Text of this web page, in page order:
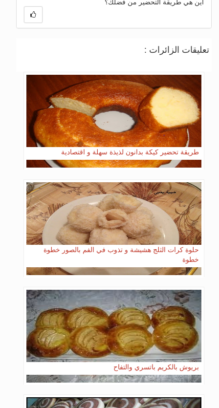
أين هي طريقة التحضير من فضلك؟
تعليقات الزائرات :
طريقة تحضير كيكة بدانون لذيذة سهلة و اقتصادية
حلوة كرات الثلج هشيشة و تذوب في الفم بالصور خطوة
خطوة
بريوش بالكريم باتسري والتفاح